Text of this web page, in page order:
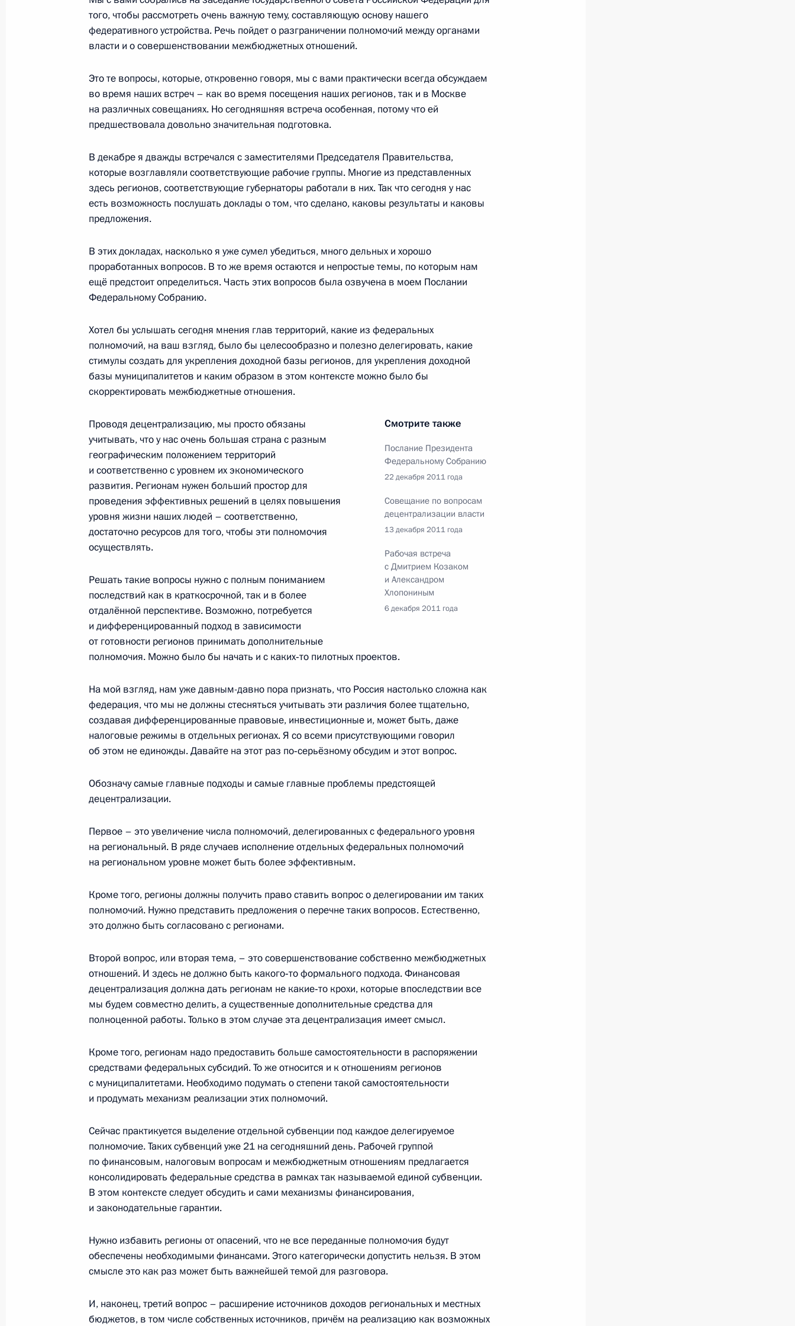
Вячеслав Володин назначен Первым заместителем Руководителя
Правительства
27 декабря 2011 года, 18:40
Правительства
27 декабря 2011 года, 18:00 Московская область, Горки
Поздравление кинорежиссёру, сценаристу, народному артисту
РСФСР Сергею Колосову
27 декабря 2011 года, 17:00
Совета по развитию гражданского общества и правам человека
Михаилом Федотовым
27 декабря 2011 года, 16:45 Московская область, Горки
Президент внёс в Государственную Думу ряд законов,
направленных на обеспечение прав детей-сирот
Распоряжение об образовании рабочей группы по подготовке
предложений, направленных на реализацию программы
увековечения памяти жертв политических репрессий
27 декабря 2011 года, 16:30
Встреча с членами Правительства
27 декабря 2011 года, 15:00 Москва
Представление офицеров, назначенных на высшие командные
должности
27 декабря 2011 года, 14:20 Москва, Кремль
27 декабря 2011 года, 09:00
26 декабря 2011 года, понедельник
Заседание Государственного совета
26 декабря 2011 года, 15:30 Москва, Кремль
Соболезнования Президенту Нигерии Гудлаку Джонатану
26 декабря 2011 года, 13:10
24 декабря 2011 года, суббота
Интервью азербайджанскому телевидению и радиовещанию
AzTV
24 декабря 2011 года, 21:20
Телефонный разговор с Президентом Азербайджана Ильхамом
Алиевым
того, чтобы рассмотреть очень важную тему, составляющую основу нашего
федеративного устройства. Речь пойдет о разграничении полномочий между органами
власти и о совершенствовании межбюджетных отношений.
Это те вопросы, которые, откровенно говоря, мы с вами практически всегда обсуждаем
во время наших встреч – как во время посещения наших регионов, так и в Москве
на различных совещаниях. Но сегодняшняя встреча особенная, потому что ей
предшествовала довольно значительная подготовка.
В декабре я дважды встречался с заместителями Председателя Правительства,
которые возглавляли соответствующие рабочие группы. Многие из представленных
здесь регионов, соответствующие губернаторы работали в них. Так что сегодня у нас
есть возможность послушать доклады о том, что сделано, каковы результаты и каковы
предложения.
В этих докладах, насколько я уже сумел убедиться, много дельных и хорошо
проработанных вопросов. В то же время остаются и непростые темы, по которым нам
ещё предстоит определиться. Часть этих вопросов была озвучена в моем Послании
Федеральному Собранию.
Хотел бы услышать сегодня мнения глав территорий, какие из федеральных
полномочий, на ваш взгляд, было бы целесообразно и полезно делегировать, какие
стимулы создать для укрепления доходной базы регионов, для укрепления доходной
базы муниципалитетов и каким образом в этом контексте можно было бы
скорректировать межбюджетные отношения.
Смотрите также
Послание Президента
Федеральному Собранию
22 декабря 2011 года
Совещание по вопросам
децентрализации власти
13 декабря 2011 года
Рабочая встреча
с Дмитрием Козаком
и Александром
Хлопониным
6 декабря 2011 года
Проводя децентрализацию, мы просто обязаны
учитывать, что у нас очень большая страна с разным
географическим положением территорий
и соответственно с уровнем их экономического
развития. Регионам нужен больший простор для
проведения эффективных решений в целях повышения
уровня жизни наших людей – соответственно,
достаточно ресурсов для того, чтобы эти полномочия
осуществлять.
Решать такие вопросы нужно с полным пониманием
последствий как в краткосрочной, так и в более
отдалённой перспективе. Возможно, потребуется
и дифференцированный подход в зависимости
от готовности регионов принимать дополнительные
полномочия. Можно было бы начать и с каких‑то пилотных проектов.
На мой взгляд, нам уже давным-давно пора признать, что Россия настолько сложна как
федерация, что мы не должны стесняться учитывать эти различия более тщательно,
создавая дифференцированные правовые, инвестиционные и, может быть, даже
налоговые режимы в отдельных регионах. Я со всеми присутствующими говорил
об этом не единожды. Давайте на этот раз по‑серьёзному обсудим и этот вопрос.
Обозначу самые главные подходы и самые главные проблемы предстоящей
децентрализации.
Первое – это увеличение числа полномочий, делегированных с федерального уровня
на региональный. В ряде случаев исполнение отдельных федеральных полномочий
на региональном уровне может быть более эффективным.
Кроме того, регионы должны получить право ставить вопрос о делегировании им таких
полномочий. Нужно представить предложения о перечне таких вопросов. Естественно,
это должно быть согласовано с регионами.
Второй вопрос, или вторая тема, – это совершенствование собственно межбюджетных
отношений. И здесь не должно быть какого‑то формального подхода. Финансовая
децентрализация должна дать регионам не какие‑то крохи, которые впоследствии все
мы будем совместно делить, а существенные дополнительные средства для
полноценной работы. Только в этом случае эта децентрализация имеет смысл.
Кроме того, регионам надо предоставить больше самостоятельности в распоряжении
средствами федеральных субсидий. То же относится и к отношениям регионов
с муниципалитетами. Необходимо подумать о степени такой самостоятельности
и продумать механизм реализации этих полномочий.
Сейчас практикуется выделение отдельной субвенции под каждое делегируемое
полномочие. Таких субвенций уже 21 на сегодняшний день. Рабочей группой
по финансовым, налоговым вопросам и межбюджетным отношениям предлагается
консолидировать федеральные средства в рамках так называемой единой субвенции.
В этом контексте следует обсудить и сами механизмы финансирования,
и законодательные гарантии.
Нужно избавить регионы от опасений, что не все переданные полномочия будут
обеспечены необходимыми финансами. Этого категорически допустить нельзя. В этом
смысле это как раз может быть важнейшей темой для разговора.
И, наконец, третий вопрос – расширение источников доходов региональных и местных
бюджетов, в том числе собственных источников, причём на реализацию как возможных